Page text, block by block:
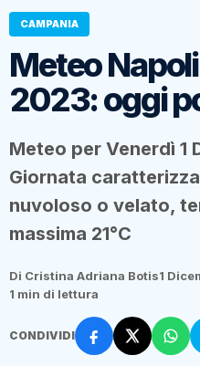
CAMPANIA
Meteo
2023: oggi
Meteo per Venerdì 1
Giornata
nuvoloso o velato,
massima 21°C
Di Cristina Adriana Botis1
1 min di lettura
CONDIVIDI